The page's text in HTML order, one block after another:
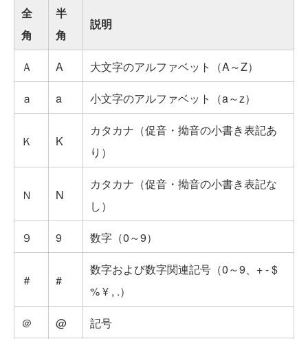
全
角
半
角
説明
Ａ A
大文字のアルファベット（A～Z）
ａ
a 小文字のアルファベット（a～z）
Ｋ K
カタカナ（促音・拗音の小書き表記あ
り）
Ｎ N
カタカナ（促音・拗音の小書き表記な
し）
９
9 数字（0～9）
＃ #
数字および数字関連記号（0～9、+ - $
% ¥ , .）
＠
@ 記号